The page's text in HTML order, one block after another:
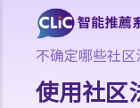
3. 被视为违宪的同性恋
D. 以威胁或恐吓手段促
E. 窥淫
问与答
不确定哪些社区
使用社区